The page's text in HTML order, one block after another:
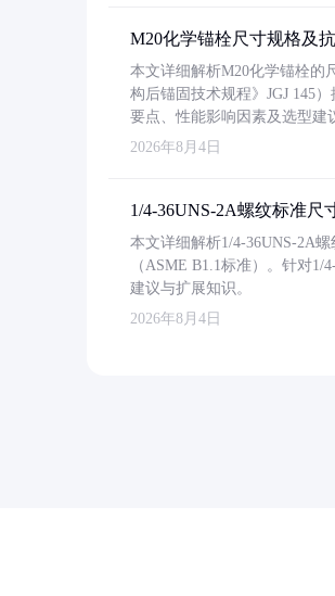
M20化学锚栓尺寸规格及
本文详细解析M20化学锚栓的
构后锚固技术规程》JGJ 145
要点、性能影响因素及选型建
2026年8月4日
1/4-36UNS-2A螺纹标准尺
本文详细解析1/4-36UNS-2A
（ASME B1.1标准）。针对
建议与扩展知识。
2026年8月4日